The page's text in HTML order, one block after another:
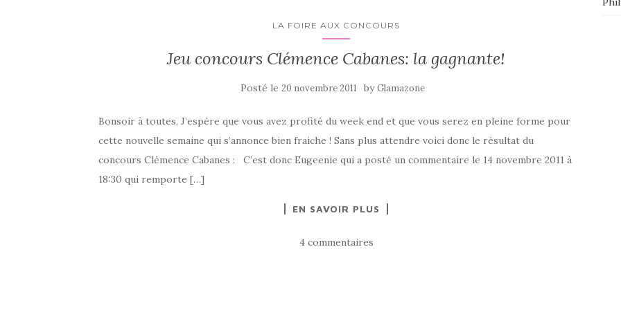
LA FOIRE AUX CONCOURS
Jeu concours Clémence Cabanes: la gagnante!
Posté le20 novembre 2011 byGlamazone
Bonsoir à toutes, J’espère que vous avez profité du week end et que vous serez en pleine forme pour
cette nouvelle semaine qui s’annonce bien fraiche ! Sans plus attendre voici donc le résultat du
concours Clémence Cabanes : C’est donc Eugeenie qui a posté un commentaire le 14 novembre 2011 à
18:30 qui remporte […]
EN SAVOIR PLUS
4 commentaires